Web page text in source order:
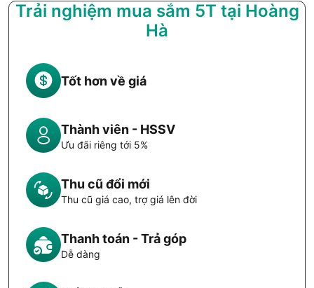
Trải nghiệm mua sắm 5T tại Hoàng
Hà
Tốt hơn về giá
Thành viên - HSSV
Ưu đãi riêng tới 5%
Thu cũ đổi mới
Thu cũ giá cao, trợ giá lên đời
Thanh toán - Trả góp
Dễ dàng